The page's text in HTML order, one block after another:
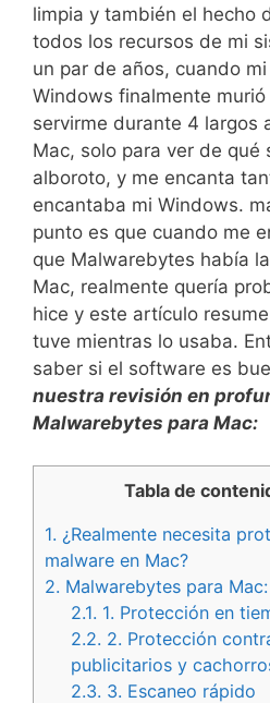
limpia y también el hecho
todos los recursos de mi
un par de años, cuando
Windows finalmente
servirme durante 4 largos
Mac, solo para ver de qué
alboroto, y me encanta
encantaba mi Windows.
punto es que cuando me
que Malwarebytes había
Mac, realmente quería
hice y este artículo
tuve mientras lo usaba.
saber si el software es
nuestra revisión en
Malwarebytes para Mac:
Tabla de
1. ¿Realmente necesita
malware en Mac?
2. Malwarebytes para
2.1. 1. Protección en
2.2. 2. Protección
publicitarios y
2.3. 3. Escaneo rápido